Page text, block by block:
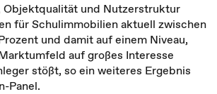
Objektqualität und Nutzerstruktur
für Schulimmobilien aktuell zwischen
und damit auf einem Niveau,
auf großes Interesse
stößt, so ein weiteres Ergebnis
Panel.